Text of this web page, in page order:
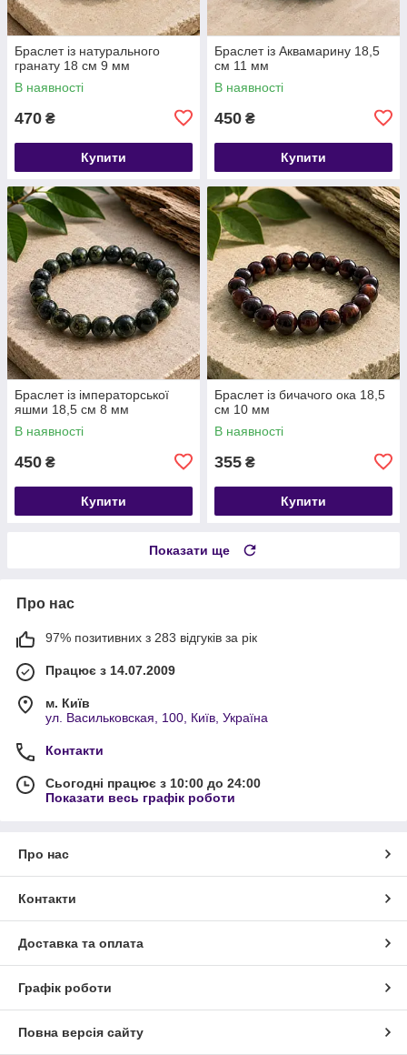
Браслет із натурального
гранату 18 см 9 мм
В наявності
470 ₴
Купити
​​​​​​​Браслет із Аквамарину 18,5
см 11 мм
В наявності
450 ₴
Купити
Браслет із імператорської
яшми 18,5 см 8 мм
В наявності
450 ₴
Купити
Браслет із бичачого ока 18,5
см 10 мм
В наявності
355 ₴
Купити
Показати ще
Про нас
97% позитивних з 283 відгуків за рік
Працює з 14.07.2009
м. Київ
ул. Васильковская, 100, Київ, Україна
Контакти
Сьогодні працює з 10:00 до 24:00
Показати весь графік роботи
Про нас
Контакти
Доставка та оплата
Графік роботи
Повна версія сайту